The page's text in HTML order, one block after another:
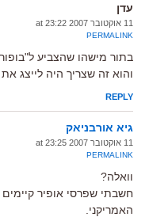
עדן
11 אוקטובר 2007 at 23:22
PERMALINK
בתור מישהו שהצביע
והוא זה שצריך היה לייצג
REPLY
גיא אורבניאק
11 אוקטובר 2007 at 23:25
PERMALINK
וואלה?
חשבתי שפרסי אופיר
האמריקני.